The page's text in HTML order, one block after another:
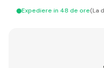
Expediere in 48 de ore(La